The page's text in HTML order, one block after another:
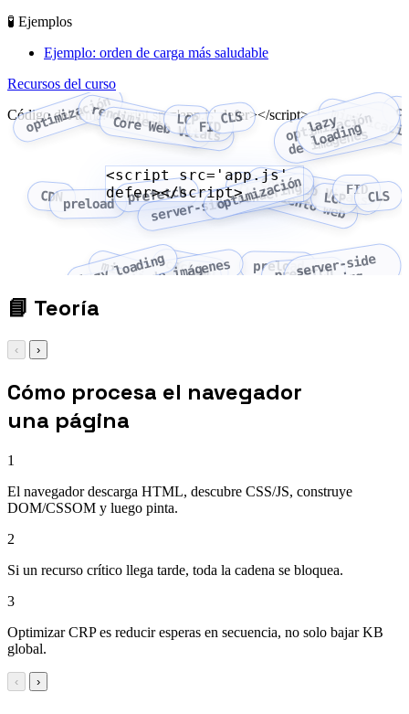
🧪 Ejemplos
Ejemplo: orden de carga más saludable
Recursos del curso
Código del tema: <script src='app.js' defer></script>
optimizaciónrendimiento web
Core Web Vitals
LCPFID
CLS optimización
de imágenes
l
a
z
y
l
o
a
d
i
n
g
CDNpreload prefetch
server-side rendering
optimización
rendimiento web
Core Web Vitals
LCP
FIDCLS
optimización de imágenes
lazy loading
minificacióncaching
CDN
preload
prefetch
server-side
rendering
<script src='app.js'
defer></script>
📘 Teoría
‹ ›
Cómo procesa el navegador
una página
1
El navegador descarga HTML, descubre CSS/JS, construye
DOM/CSSOM y luego pinta.
2
Si un recurso crítico llega tarde, toda la cadena se bloquea.
3
Optimizar CRP es reducir esperas en secuencia, no solo bajar KB
global.
‹ ›